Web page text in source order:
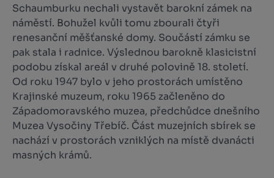
Schaumburku nechali vystavět barokní zámek na
náměstí. Bohužel kvůli tomu zbourali čtyři
renesanční měšťanské domy. Součástí zámku se
pak stala i radnice. Výslednou barokně klasicistní
podobu získal areál v druhé polovině 18. století.
Od roku 1947 bylo v jeho prostorách umístěno
Krajinské muzeum, roku 1965 začleněno do
Západomoravského muzea, předchůdce dnešního
Muzea Vysočiny Třebíč. Část muzejních sbírek se
nachází v prostorách vzniklých na místě dvanácti
masných krámů.